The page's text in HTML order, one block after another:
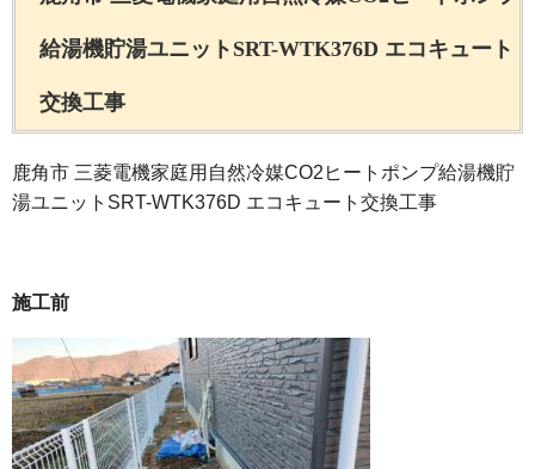
給湯機貯湯ユニットSRT-WTK376D エコキュート
交換工事
鹿角市 三菱電機家庭用自然冷媒CO2ヒートポンプ給湯機貯
湯ユニットSRT-WTK376D エコキュート交換工事
施工前